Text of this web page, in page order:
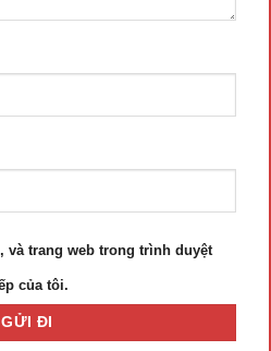
và trang web trong trình duyệt
của tôi.